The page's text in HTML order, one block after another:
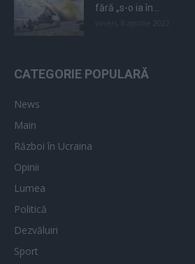
fără „s-o ia în...
CATEGORIE POPULARĂ
News
Main
Război în Ucraina
Opinii
Lumea
Politică
Dezvăluiri
Sport